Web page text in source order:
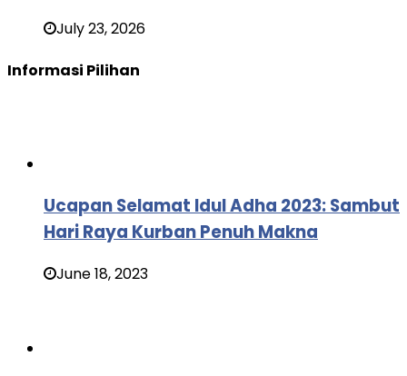
July 23, 2026
Informasi Pilihan
Ucapan Selamat Idul Adha 2023: Sambut
Hari Raya Kurban Penuh Makna
June 18, 2023